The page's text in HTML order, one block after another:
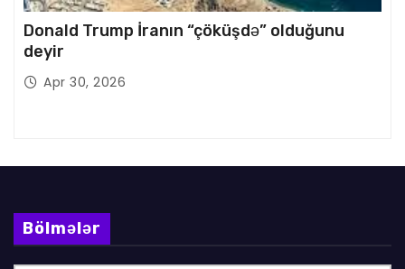
Donald Trump İranın “çöküşdə” olduğunu
deyir
Apr 30, 2026
Bölmələr